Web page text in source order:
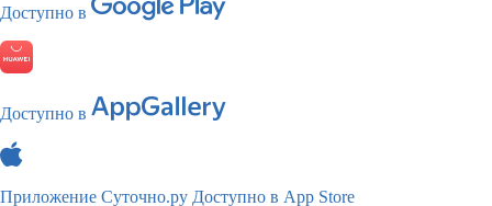
Доступно в
Доступно в
Приложение Суточно.ру Доступно в App Store